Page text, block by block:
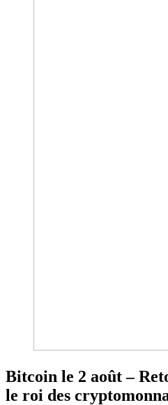
Bitcoin le 2 août –
le roi des